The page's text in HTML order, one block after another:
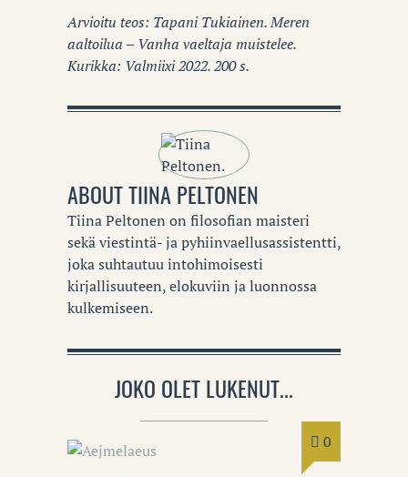
Arvioitu teos: Tapani Tukiainen. Meren
aaltoilua – Vanha vaeltaja muistelee.
Kurikka: Valmiixi 2022. 200 s.
ABOUTTIINA PELTONEN
Tiina Peltonen on filosofian maisteri
sekä viestintä- ja pyhiinvaellusassistentti,
joka suhtautuu intohimoisesti
kirjallisuuteen, elokuviin ja luonnossa
kulkemiseen.
JOKO OLET LUKENUT...
0